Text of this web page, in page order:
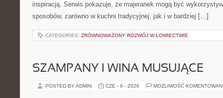
inspiracją. Serwis pokazuje, że majeranek mogą być
sposobów, zarówno w kuchni tradycyjnej, jak i w bardziej […]
CATEGORIES: ZRÓWNOWAŻONY ROZWÓJ W ŁOWIECTWIE
SZAMPANY I WINA MUSUJĄCE
POSTED BY ADMIN CZE - 6 - 2026 MOŻLIWOŚĆ